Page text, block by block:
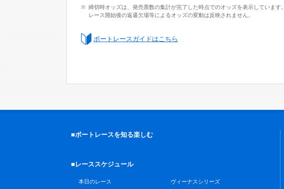
締切時オッズは、発売票数の集計が完了した時点でのオッズを表示しています。
レース開始後の返還欠場等によるオッズの変動は反映されません。
ボートレースガイドはこちら
■ボートレースを知る楽しむ
■レーススケジュール
本日のレース ヴィーナスシリーズ